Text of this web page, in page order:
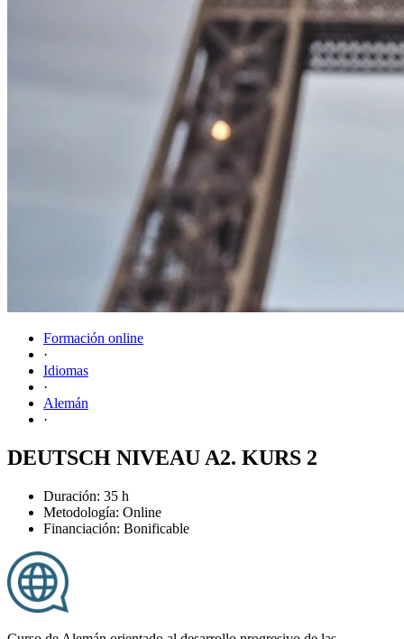
Formación online
·
Idiomas
·
Alemán
·
DEUTSCH NIVEAU A2. KURS 2
Duración: 35 h
Metodología: Online
Financiación: Bonificable